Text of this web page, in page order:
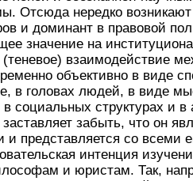
Отсюда нередко возникают
и доминант в правовой
значение на
взаимодействие
объективно в виде
в головах людей, в виде
социальных структурах и в
забыть, что он
и представляется со всеми
интенция
и юристам. Так,